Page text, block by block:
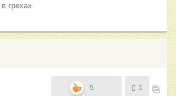
грехах
5 1